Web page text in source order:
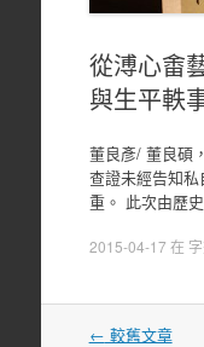
從溥心畬
與生平軼
董良彥/ 董良碩
查證未經告知
重。 此次由歷
2015-04-17 在
文
← 較舊文章